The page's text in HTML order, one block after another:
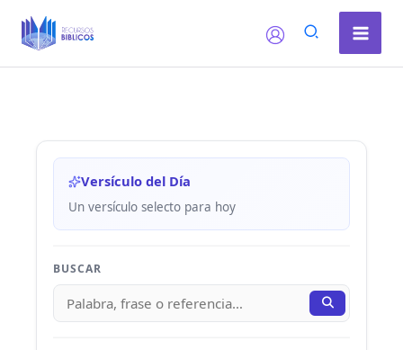
Versículo del Día
Un versículo selecto para hoy
BUSCAR